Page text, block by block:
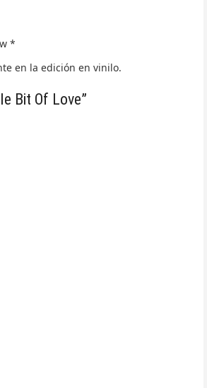
*
en la edición en vinilo.
Bit Of Love”